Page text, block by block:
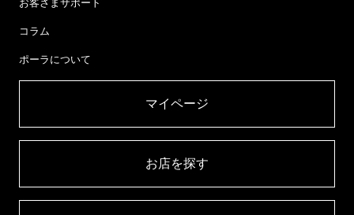
お客さまサポート
コラム
ポーラについて
マイページ​
お店を探す​